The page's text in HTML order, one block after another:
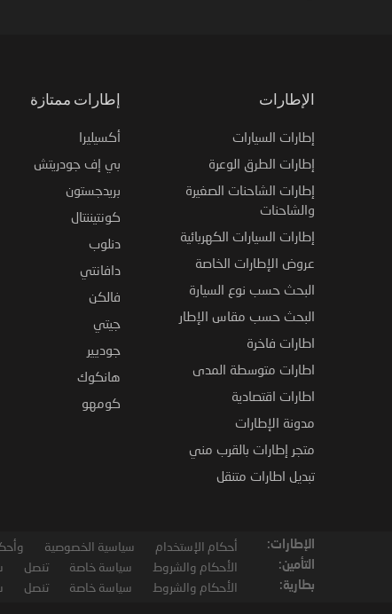
الإطارات
إطارات السيارات
إطارات الطرق الوعرة
إطارات الشاحنات الصغيرة
والشاحنات
إطارات السيارات الكهربائية
عروض الإطارات الخاصة
البحث حسب نوع السيارة
البحث حسب مقاس الإطار
اطارات فاخرة
اطارات متوسطة المدى
اطارات اقتصادية
مدونة الإطارات
متجر إطارات بالقرب مني
تبديل اطارات متنقل
إطارات ممتازة
أكسيليرا
بي إف جودريتش
بريدجستون
كونتيننتال
دنلوب
دافانتي
فالكن
جيتي
جوديير
هانكوك
كومهو
الإطارات: أحكام الإستخدام سياسية الخصوصية
التأمين: الأحكام والشروط سياسة خاصة تنصل
بطارية: الأحكام والشروط سياسة خاصة تنصل